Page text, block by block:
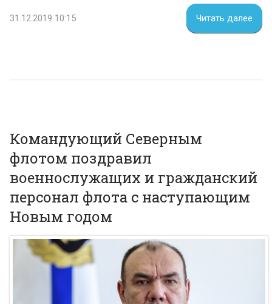
31.12.2019 10:15 Читать далее
Командующий Северным
флотом поздравил
военнослужащих и гражданский
персонал флота с наступающим
Новым годом